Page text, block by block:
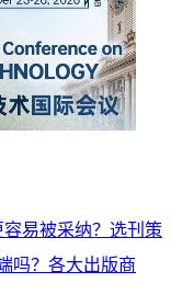
易被采纳？选刊策
吗？各大出版商